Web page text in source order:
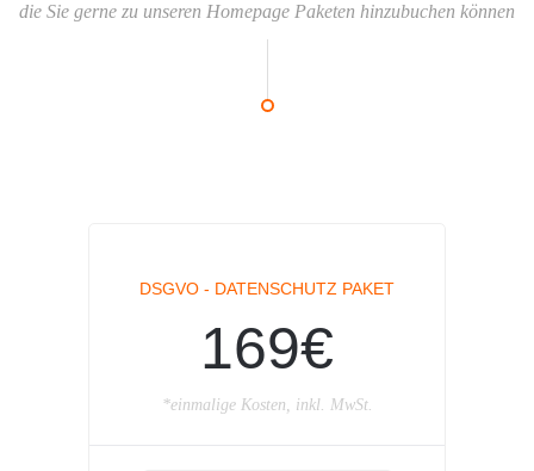
die Sie gerne zu unseren Homepage Paketen hinzubuchen können
DSGVO - DATENSCHUTZ PAKET
169€
*einmalige Kosten, inkl. MwSt.